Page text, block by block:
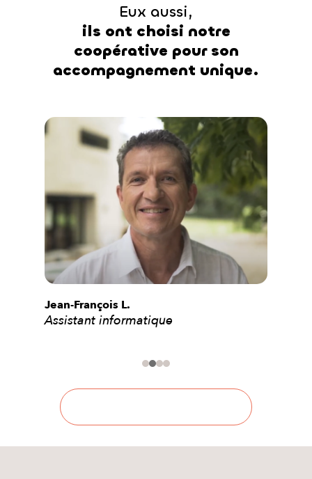
Eux aussi,
ils ont choisi notre
coopérative pour son
accompagnement unique.
Jean-François L.
Assistant informatique
1234